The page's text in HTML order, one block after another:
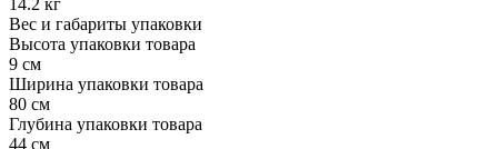
Вес и габариты упаковки
Высота упаковки товара
9 см
Ширина упаковки товара
80 см
Глубина упаковки товара
44 см